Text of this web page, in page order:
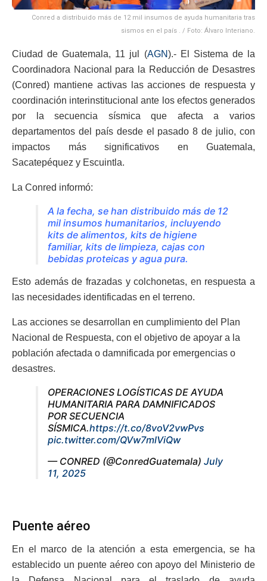
Conred a distribuido más de 12 mil insumos de ayuda humanitaria tras
sismos en el país . / Foto: Álvaro Interiano.
Ciudad de Guatemala, 11 jul (AGN).- El Sistema de la
Coordinadora Nacional para la Reducción de Desastres
(Conred) mantiene activas las acciones de respuesta y
coordinación interinstitucional ante los efectos generados
por la secuencia sísmica que afecta a varios
departamentos del país desde el pasado 8 de julio, con
impactos más significativos en Guatemala,
Sacatepéquez y Escuintla.
La Conred informó:
A la fecha, se han distribuido más de 12
mil insumos humanitarios, incluyendo
kits de alimentos, kits de higiene
familiar, kits de limpieza, cajas con
bebidas proteicas y agua pura.
Esto además de frazadas y colchonetas, en respuesta a
las necesidades identificadas en el terreno.
Las acciones se desarrollan en cumplimiento del Plan
Nacional de Respuesta, con el objetivo de apoyar a la
población afectada o damnificada por emergencias o
desastres.
OPERACIONES LOGÍSTICAS DE AYUDA
HUMANITARIA PARA DAMNIFICADOS
POR SECUENCIA
SÍSMICA.https://t.co/8voV2vwPvs
pic.twitter.com/QVw7mlViQw
— CONRED (@ConredGuatemala) July
11, 2025
Puente aéreo
En el marco de la atención a esta emergencia, se ha
establecido un puente aéreo con apoyo del Ministerio de